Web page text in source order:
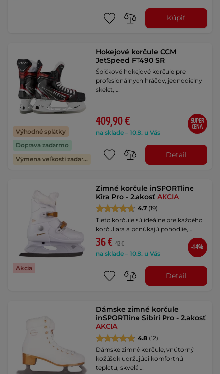
Kúpiť
Výhodné splátky
Doprava zadarmo
Výmena veľkosti zadarmo
Hokejové korčule CCM
JetSpeed FT490 SR
Špičkové hokejové korčule pre
profesionálnych hráčov, jednodielny
skelet, …
409,90 €
na sklade – 10.8. u Vás
SUPER
CENA
Detail
Akcia
Zimné korčule inSPORTline
Kira Pro - 2.akosťAKCIA
4.7 (19)
Tieto korčule sú ideálne pre každého
korčuliara a ponúkajú pohodlie, …
36 € 42 €
na sklade – 10.8. u Vás
-14%
Detail
Dámske zimné korčule
inSPORTline Sibiri Pro - 2.akosť
AKCIA
4.8 (12)
Dámske zimné korčule, vnútorný
kožúšok udržujúci komfortnú
teplotu, skvelá …